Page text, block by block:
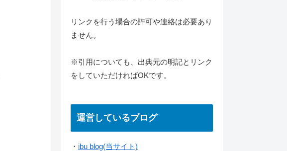
リンクを行う場合の許可や連絡は必要あり
ません。
※引用についても、出典元の明記とリンク
をしていただければOKです。
運営しているブログ
・ ibu blog(当サイト)